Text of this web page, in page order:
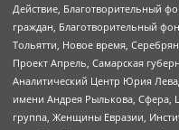
Действие, Благотворительный
граждан, Благотворительный
Тольятти, Новое время,
Проект Апрель, Самарская
Аналитический Центр Юрия
имени Андрея Рылькова, Сфера,
группа, Женщины Евразии,